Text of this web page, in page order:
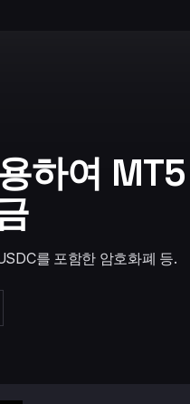
하여
를 포함한 암호화폐 등.